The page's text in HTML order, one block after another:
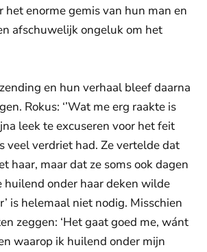
het enorme gemis van hun man en
afschuwelijk ongeluk om het
en hun verhaal bleef daarna
Rokus: ‘’Wat me erg raakte is
leek te excuseren voor het feit
veel verdriet had. Ze vertelde dat
haar, maar dat ze soms ook dagen
huilend onder haar deken wilde
is helemaal niet nodig. Misschien
zeggen: ‘Het gaat goed me, wánt
waarop ik huilend onder mijn